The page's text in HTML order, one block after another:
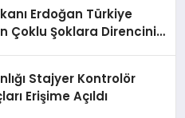
Erdoğan Türkiye
Çoklu Şoklara Direncini
Stajyer Kontrolör
Erişime Açıldı